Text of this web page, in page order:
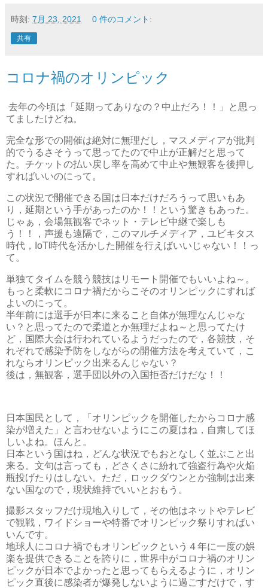
時刻: 7月 23, 2021 0 件のコメント:
共有
コロナ禍のオリンピック
去年の今頃は「延期ってありなの？中止だろ！！」と思っ
てましたけどね。
完全な形での開催は絶対に無理だし，マスメディアが批判
的でうるさそうって思ってたので中止が正解だと思って
た。チケットの払い戻し率を高めて中止や無観客を後押し
すればいいのにって。
この状況で開催できる国は日本だけだろうって思いもあ
り，延期という手があったのか！！という驚きもあった。
じゃぁ，会場無観客でネット・テレビ中継で楽しも
う！！，声援も遠隔で，このマルチメディア，ユビキタス
時代，IoT時代を活かした開催を行えばいいじゃない！！っ
て。
単独てタイムを競う競技はリモート開催でもいいよね～。
もっと柔軟にコロナ禍だからこそのオリンピックにすれば
よいのにって。
半年前には選手が日本に来ること自体が無理なんじゃな
い？と思ってたので柔道とか無理だよね～と思ってたけ
ど，国際大会は行われているようだったので，各競技，そ
れぞれで感染予防をしながらの開催方法を考えていて，こ
れならオリンピック出来るんじゃない？
後は，無観客，選手団以外の入国拒否だけだな！！
日本国民として，「オリンピックを開催したからコロナ感
染が増えた」と言わせないようにこの夏はね，自粛してほ
しいよね。ほんと。
日本という国はね，どんな状況でもおとなしく並ぶこと出
来る。文句は言っても，どさくさに紛れて強盗行為や火焔
瓶投げたりはしない。ただ，ロックダウンとか強制は出来
ない国なので，現状維持でいいとおもう。
撮影スタッフだけ現地入りして，その他はネットやテレビ
で観戦，ワイドショーや特番でオリンピック祭りすればい
いんです。
地球人にコロナ禍でもオリンピックという４年に一度の娯
楽を提供できることを誇りに，世界中がコロナ禍のオリン
ピックが日本でよかったと思ってもらえるように，オリン
ピック直後に感染者が爆発しないように過ごすだけで，す